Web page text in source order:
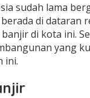
sudah lama
di dataran
di kota ini.
yang
ini.